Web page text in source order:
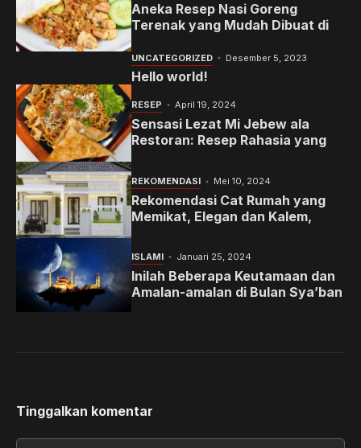
Aneka Resep Nasi Goreng
Terenak yang Mudah Dibuat di
Rumah
UNCATEGORIZED Desember 5, 2023
Hello world!
RESEP April 19, 2024
Sensasi Lezat Mi Jebew ala
Restoran: Resep Rahasia yang
REKOMENDASI Mei 10, 2024
Rekomendasi Cat Rumah yang
Memikat, Elegan dan Kalem,
ISLAMI Januari 25, 2024
Inilah Beberapa Keutamaan dan
Amalan-amalan di Bulan Sya’ban
Tinggalkan komentar